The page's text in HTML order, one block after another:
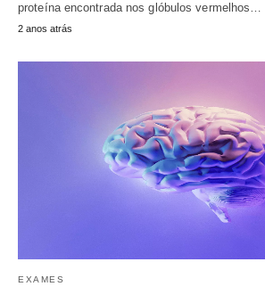
proteína encontrada nos glóbulos vermelhos…
2 anos atrás
EXAMES